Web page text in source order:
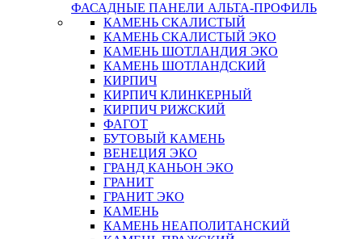
ФАСАДНЫЕ ПАНЕЛИ АЛЬТА-ПРОФИЛЬ
КАМЕНЬ СКАЛИСТЫЙ
КАМЕНЬ СКАЛИСТЫЙ ЭКО
КАМЕНЬ ШОТЛАНДИЯ ЭКО
КАМЕНЬ ШОТЛАНДСКИЙ
КИРПИЧ
КИРПИЧ КЛИНКЕРНЫЙ
КИРПИЧ РИЖСКИЙ
ФАГОТ
БУТОВЫЙ КАМЕНЬ
ВЕНЕЦИЯ ЭКО
ГРАНД КАНЬОН ЭКО
ГРАНИТ
ГРАНИТ ЭКО
КАМЕНЬ
КАМЕНЬ НЕАПОЛИТАНСКИЙ